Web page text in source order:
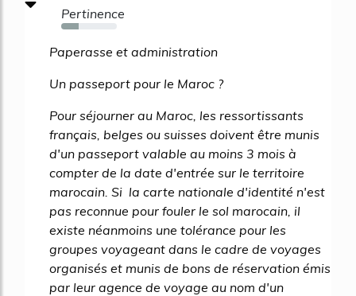
Pertinence
31%
Paperasse et administration
Un passeport pour le Maroc ?
Pour séjourner au Maroc, les ressortissants
français, belges ou suisses doivent être munis
d'un passeport valable au moins 3 mois à
compter de la date d'entrée sur le territoire
marocain. Si la carte nationale d'identité n'est
pas reconnue pour fouler le sol marocain, il
existe néanmoins une tolérance pour les
groupes voyageant dans le cadre de voyages
organisés et munis de bons de réservation émis
par leur agence de voyage au nom d'un